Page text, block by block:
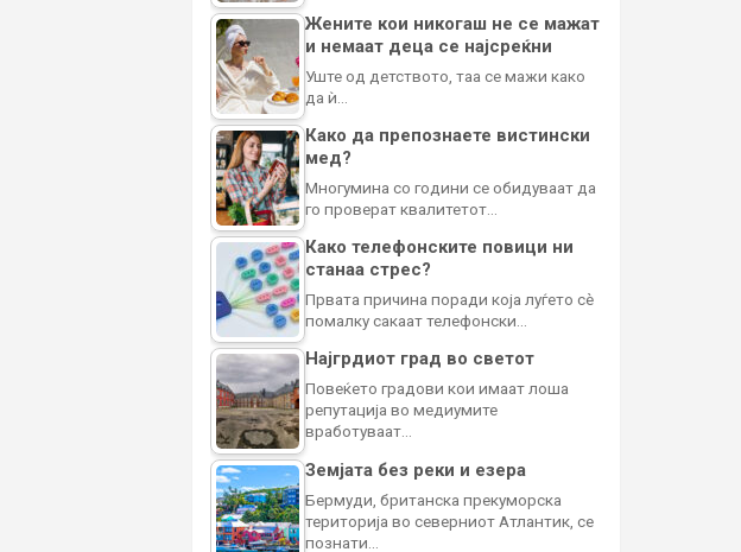
Жените кои никогаш не се мажат
и немаат деца се најсреќни
Уште од детството, таа се мажи како
да ѝ…
Како да препознаете вистински
мед?
Многумина со години се обидуваат да
го проверат квалитетот…
Како телефонските повици ни
станаа стрес?
Првата причина поради која луѓето сè
помалку сакаат телефонски…
Најгрдиот град во светот
Повеќето градови кои имаат лоша
репутација во медиумите
вработуваат…
Земјата без реки и езера
Бермуди, британска прекуморска
територија во северниот Атлантик, се
познати…